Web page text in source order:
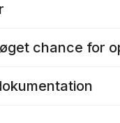
chance for